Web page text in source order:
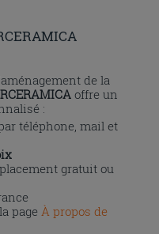
de la
offre un
:
téléphone, mail et
gratuit ou
page À propos de